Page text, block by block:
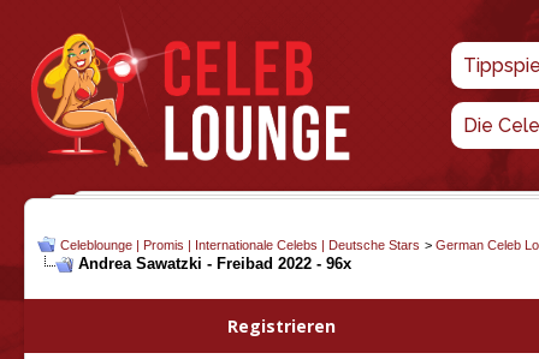
Die
Celeblounge | Promis | Internationale Celebs | Deutsche Stars > German Celeb
Andrea Sawatzki - Freibad 2022 - 96x
Registrieren